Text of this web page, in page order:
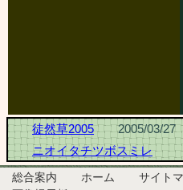
徒然草2005 2005/03/27
ニオイタチツボスミレ
総合案内 ホーム サイト